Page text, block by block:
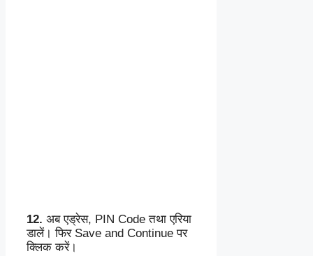
12. अब एड्रेस, PIN Code तथा एरिया
डालें। फिर Save and Continue पर
क्लिक करें।